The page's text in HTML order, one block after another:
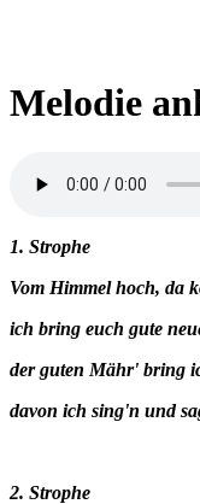
Melodie
1. Strophe
Vom Himmel hoch, da
ich bring euch gute
der guten Mähr' bring
davon ich sing'n und
2. Strophe